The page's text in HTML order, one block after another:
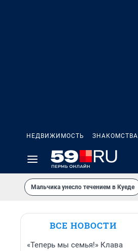
НЕДВИЖИМОСТЬ ЗНАКОМСТВА
Мальчика унесло течением в Куеде
ВСЕ НОВОСТИ
«Теперь мы семья!» Клава